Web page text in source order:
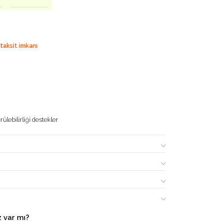
imkanı
destekler
mı?